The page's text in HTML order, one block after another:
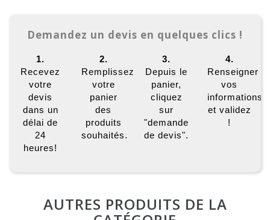
Demandez un devis en quelques clics !
1.
Recevez
votre
devis
dans un
délai de
24
heures!
2.
Remplissez
votre
panier
des
produits
souhaités.
3.
Depuis le
panier,
cliquez
sur
"demande
de devis".
4.
Renseigner
vos
informations
et validez
!
AUTRES PRODUITS DE LA